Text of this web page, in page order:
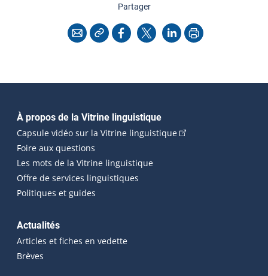
Partagercette page
CourrielCopier l'adresse
Facebook
X LinkedInImprimer
Navigation principale
À propos de la Vitrine linguistique
Capsule vidéo sur la Vitrine linguistique(Cet hyperlien
Foire aux questions
Les mots de la Vitrine linguistique
Offre de services linguistiques
Politiques et guides
Actualités
Articles et fiches en vedette
Brèves